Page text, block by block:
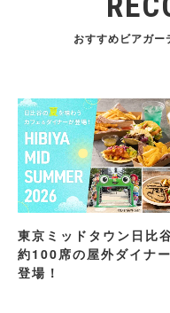
おすすめビアガー
東京ミッドタウン日比
約100席の屋外ダイナ
登場！